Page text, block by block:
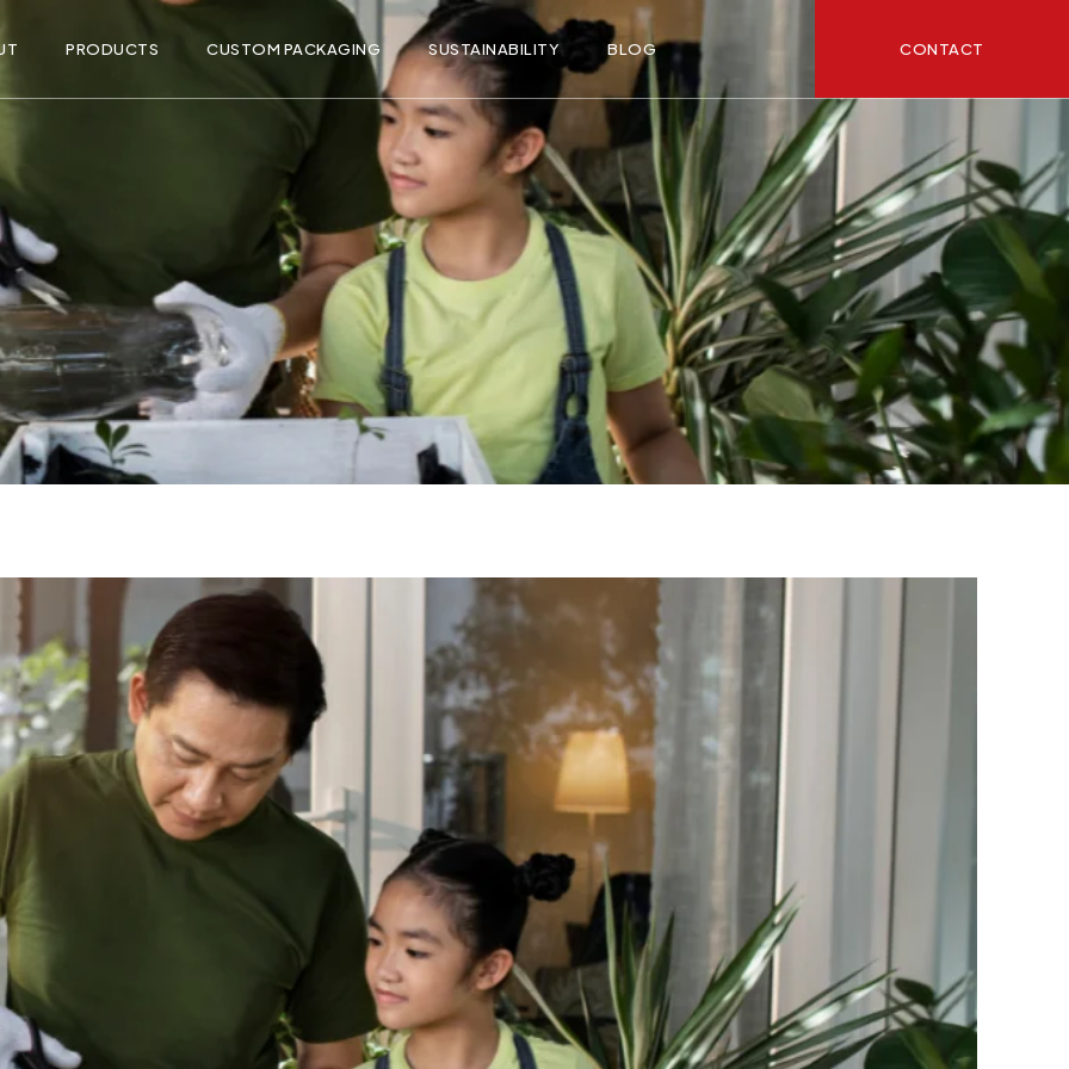
PRODUCTS CUSTOM PACKAGING SUSTAINABILITY BLOG CONTACT